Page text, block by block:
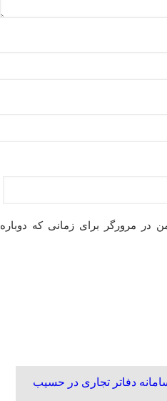
در مرورگر برای زمانی که دوباره
دفاتر تجاری در حسیب